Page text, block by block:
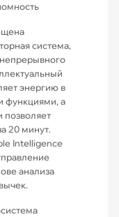
система,
энергию в
функциями, а
позволяет
20 минут.
Intelligence
анализа